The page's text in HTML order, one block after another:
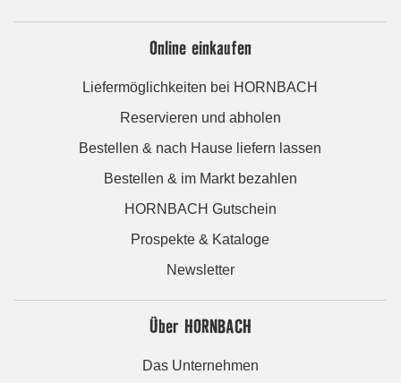
Online einkaufen
Liefermöglichkeiten bei HORNBACH
Reservieren und abholen
Bestellen & nach Hause liefern lassen
Bestellen & im Markt bezahlen
HORNBACH Gutschein
Prospekte & Kataloge
Newsletter
Über HORNBACH
Das Unternehmen